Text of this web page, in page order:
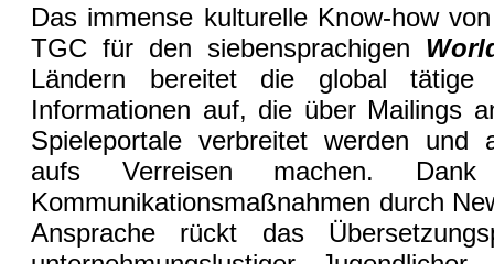
Das immense kulturelle Know-how
TGC für den siebensprachigen
Ländern bereitet die global tätige
Informationen auf, die über Mailings
Spieleportale verbreitet werden und
aufs Verreisen machen. Dank
Kommunikationsmaßnahmen durch
Ansprache rückt das